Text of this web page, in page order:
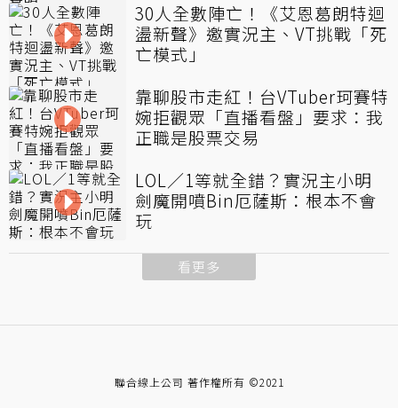
30人全數陣亡！《艾恩葛朗特迴
盪新聲》邀實況主、VT挑戰「死
亡模式」
靠聊股市走紅！台VTuber珂賽特
婉拒觀眾「直播看盤」要求：我
正職是股票交易
LOL／1等就全錯？實況主小明
劍魔開噴Bin厄薩斯：根本不會
玩
看更多
聯合線上公司 著作權所有 ©2021